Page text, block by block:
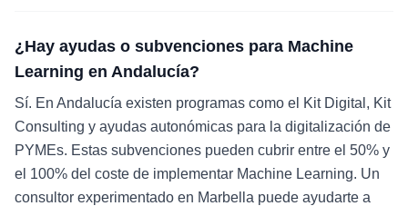
¿Hay ayudas o subvenciones para Machine
Learning en Andalucía?
Sí. En Andalucía existen programas como el Kit Digital, Kit
Consulting y ayudas autonómicas para la digitalización de
PYMEs. Estas subvenciones pueden cubrir entre el 50% y
el 100% del coste de implementar Machine Learning. Un
consultor experimentado en Marbella puede ayudarte a